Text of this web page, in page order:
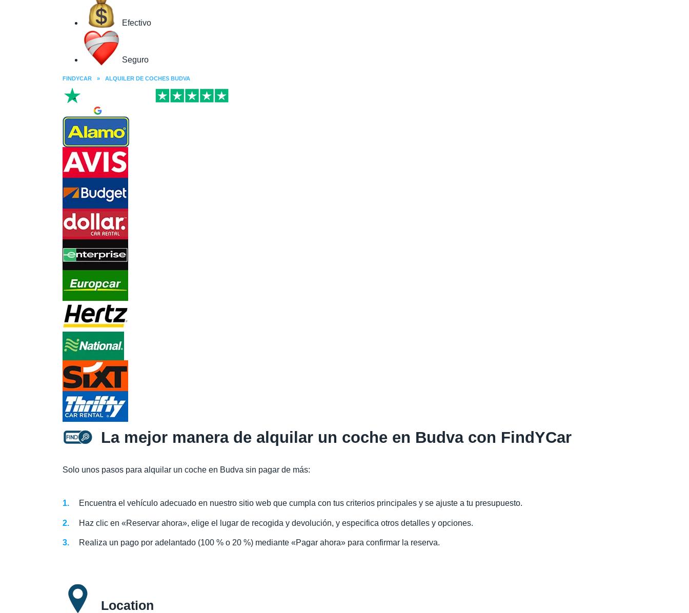
Efectivo
Seguro
FINDYCAR » ALQUILER DE COCHES BUDVA
La mejor manera de alquilar un coche en Budva con FindYCar
Solo unos pasos para alquilar un coche en Budva sin pagar de más:
Encuentra el vehículo adecuado en nuestro sitio web que cumpla con tus criterios principales y se ajuste a tu presupuesto.
Haz clic en «Reservar ahora», elige el lugar de recogida y devolución, y especifica otros detalles y opciones.
Realiza un pago por adelantado (100 % o 20 %) mediante «Pagar ahora» para confirmar la reserva.
Location